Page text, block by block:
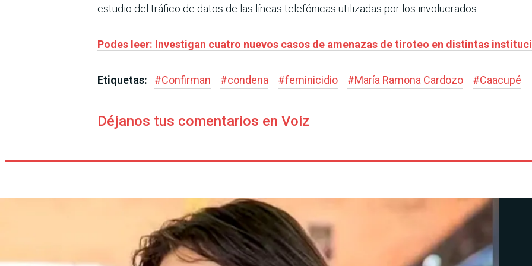
estudio del tráfico de datos de las líneas telefónicas utilizadas por los involucrados.
Podes leer: Investigan cuatro nuevos casos de amenazas de tiroteo en distintas
Etiquetas: #Confirman #condena #feminicidio #María Ramona Cardozo #Caacupé
Déjanos tus comentarios en Voiz